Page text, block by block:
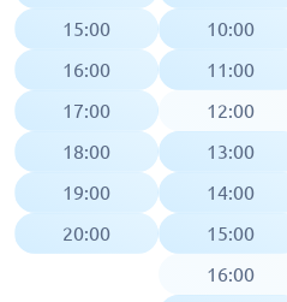
15:00
16:00
17:00
18:00
19:00
20:00
10:00
11:00
12:00
13:00
14:00
15:00
16:00